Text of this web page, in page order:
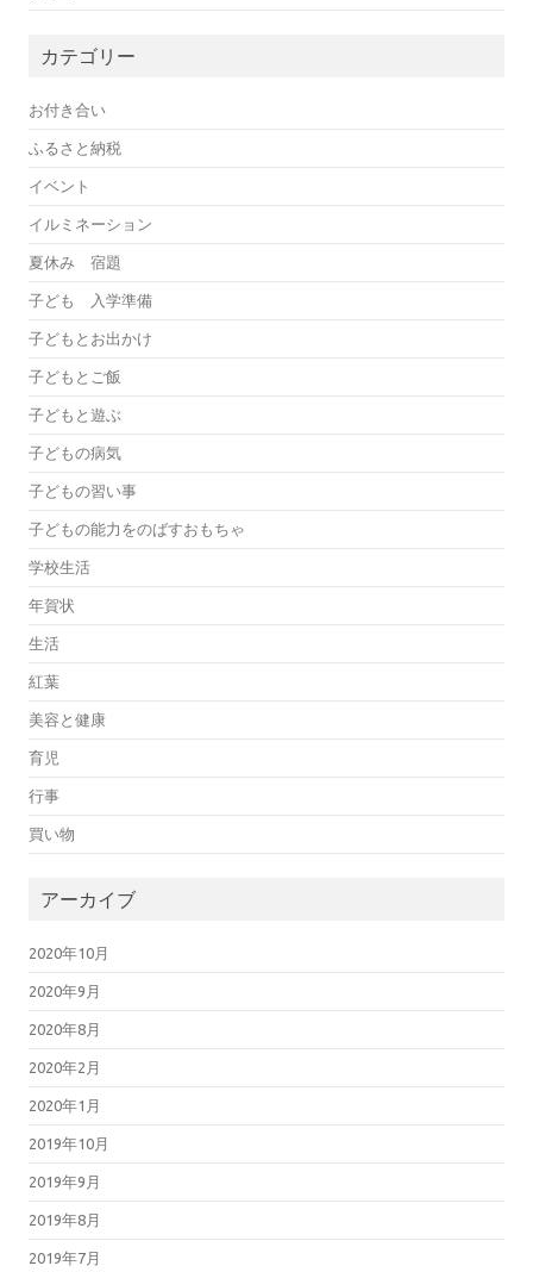
カテゴリー
お付き合い
ふるさと納税
イベント
イルミネーション
夏休み 宿題
子ども 入学準備
子どもとお出かけ
子どもとご飯
子どもと遊ぶ
子どもの病気
子どもの習い事
子どもの能力をのばすおもちゃ
学校生活
年賀状
生活
紅葉
美容と健康
育児
行事
買い物
アーカイブ
2020年10月
2020年9月
2020年8月
2020年2月
2020年1月
2019年10月
2019年9月
2019年8月
2019年7月